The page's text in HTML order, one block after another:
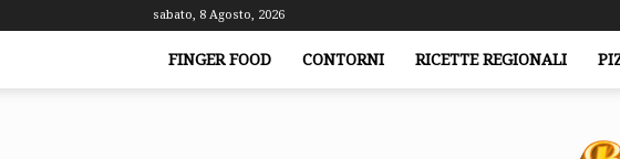
sabato, 8 Agosto, 2026
FINGER FOOD CONTORNI RICETTE REGIONALI